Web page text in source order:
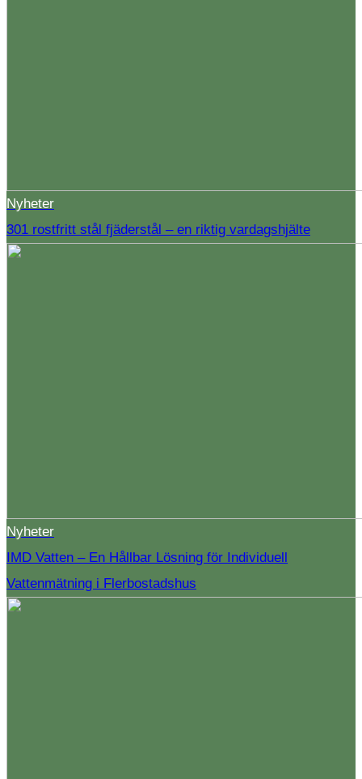
Nyheter
301 rostfritt stål fjäderstål – en riktig vardagshjälte
Nyheter
IMD Vatten – En Hållbar Lösning för Individuell
Vattenmätning i Flerbostadshus